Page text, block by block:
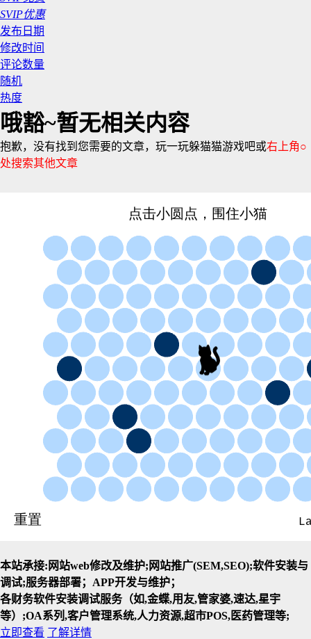
SVIP优惠
发布日期
修改时间
评论数量
随机
热度
哦豁~暂无相关内容
抱歉，没有找到您需要的文章，玩一玩躲猫猫游戏吧或右上角○
处搜索其他文章
本站承接:网站web修改及维护;网站推广(SEM,SEO);软件安装与
调试;服务器部署；APP开发与维护；
各财务软件安装调试服务（如,金蝶,用友,管家婆,速达,星宇
等）;OA系列,客户管理系统,人力资源,超市POS,医药管理等;
立即查看 了解详情